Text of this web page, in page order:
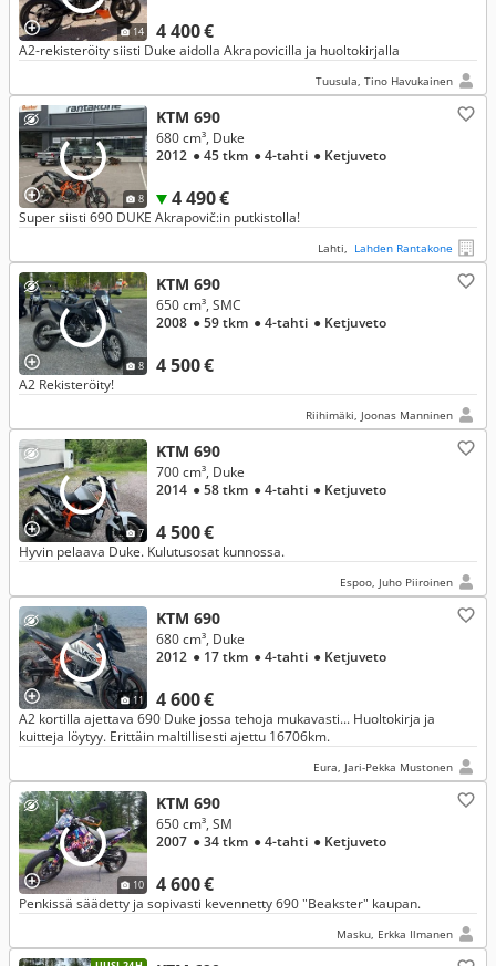
14 4 400 €
A2-rekisteröity siisti Duke aidolla Akrapovicilla ja huoltokirjalla
Tuusula, Tino Havukainen
8
KTM 690
4 490 €
680 cm³, Duke
2012 ● 45 tkm ● 4-tahti ● Ketjuveto
Super siisti 690 DUKE Akrapovič:in putkistolla!
Lahti, Lahden Rantakone
8
KTM 690
4 500 €
650 cm³, SMC
2008 ● 59 tkm ● 4-tahti ● Ketjuveto
A2 Rekisteröity!
Riihimäki, Joonas Manninen
7
KTM 690
4 500 €
700 cm³, Duke
2014 ● 58 tkm ● 4-tahti ● Ketjuveto
Hyvin pelaava Duke. Kulutusosat kunnossa.
Espoo, Juho Piiroinen
11
KTM 690
4 600 €
680 cm³, Duke
2012 ● 17 tkm ● 4-tahti ● Ketjuveto
A2 kortilla ajettava 690 Duke jossa tehoja mukavasti... Huoltokirja ja
kuitteja löytyy. Erittäin maltillisesti ajettu 16706km.
Eura, Jari-Pekka Mustonen
10
KTM 690
4 600 €
650 cm³, SM
2007 ● 34 tkm ● 4-tahti ● Ketjuveto
Penkissä säädetty ja sopivasti kevennetty 690 "Beakster" kaupan.
Masku, Erkka Ilmanen